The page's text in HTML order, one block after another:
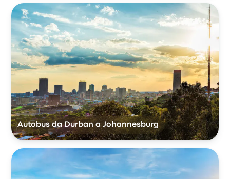
Autobus da Durban a Johannesburg